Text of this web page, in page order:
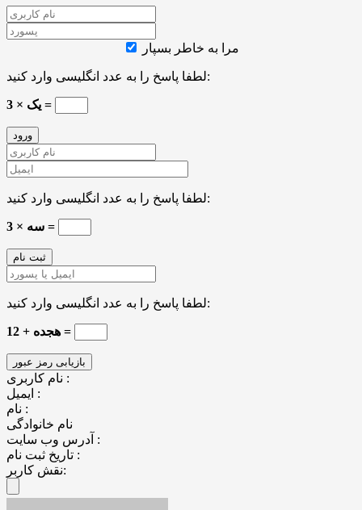
مرا به خاطر بسپار
لطفا پاسخ را به عدد انگلیسی وارد کنید:
یک × 3 =
لطفا پاسخ را به عدد انگلیسی وارد کنید:
سه × 3 =
لطفا پاسخ را به عدد انگلیسی وارد کنید:
هجده + 12 =
نام کاربری :
ایمیل :
نام :
نام خانوادگی
آدرس وب سایت :
تاریخ ثبت نام :
نقش کاربر: